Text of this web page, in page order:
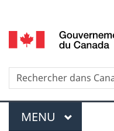
selection
Recherche
Menu
MENU PRINCIPAL